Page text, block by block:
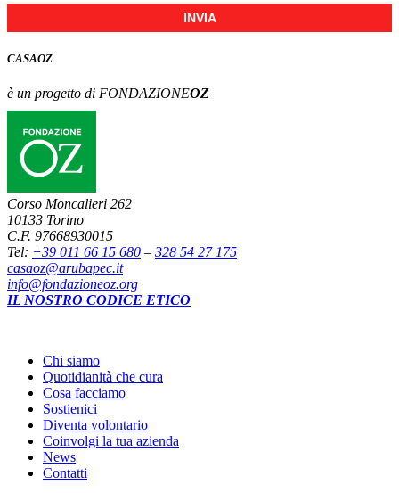
INVIA
CASAOZ
è un progetto di FONDAZIONEOZ
Corso Moncalieri 262
10133 Torino
C.F. 97668930015
Tel: +39 011 66 15 680 – 328 54 27 175
casaoz@arubapec.it
info@fondazioneoz.org
IL NOSTRO CODICE ETICO
Chi siamo
Quotidianità che cura
Cosa facciamo
Sostienici
Diventa volontario
Coinvolgi la tua azienda
News
Contatti